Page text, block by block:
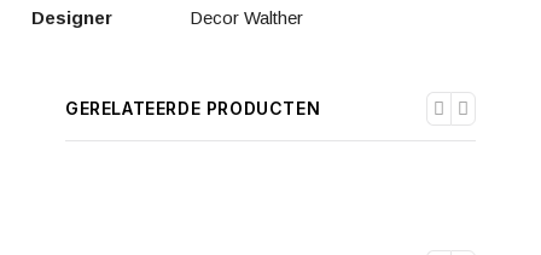
Designer
Decor Walther
GERELATEERDE PRODUCTEN